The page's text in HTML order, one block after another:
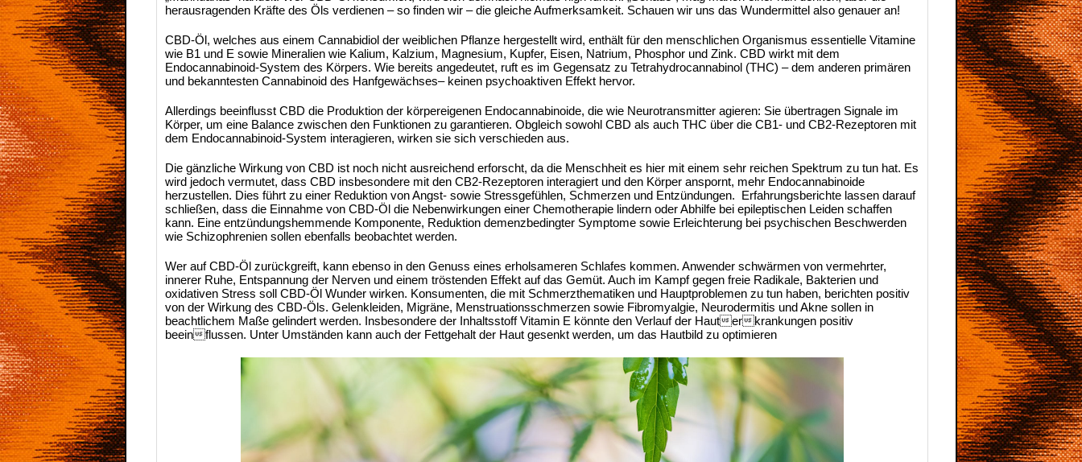
herausragenden Kräfte des Öls verdienen – so finden wir – die gleiche Aufmerksamkeit. Schauen wir uns das Wundermittel also genauer an!
CBD-Öl, welches aus einem Cannabidiol der weiblichen Pflanze hergestellt wird, enthält für den menschlichen Organismus essentielle Vitamine
wie B1 und E sowie Mineralien wie Kalium, Kalzium, Magnesium, Kupfer, Eisen, Natrium, Phosphor und Zink. CBD wirkt mit dem
Endocannabinoid-System des Körpers. Wie bereits angedeutet, ruft es im Gegensatz zu Tetrahydrocannabinol (THC) – dem anderen primären
und bekanntesten Cannabinoid des Hanfgewächses– keinen psychoaktiven Effekt hervor.
Allerdings beeinflusst CBD die Produktion der körpereigenen Endocannabinoide, die wie Neurotransmitter agieren: Sie übertragen Signale im
Körper, um eine Balance zwischen den Funktionen zu garantieren. Obgleich sowohl CBD als auch THC über die CB1- und CB2-Rezeptoren mit
dem Endocannabinoid-System interagieren, wirken sie sich verschieden aus.
Die gänzliche Wirkung von CBD ist noch nicht ausreichend erforscht, da die Menschheit es hier mit einem sehr reichen Spektrum zu tun hat. Es
wird jedoch vermutet, dass CBD insbesondere mit den CB2-Rezeptoren interagiert und den Körper anspornt, mehr Endocannabinoide
herzustellen. Dies führt zu einer Reduktion von Angst- sowie Stressgefühlen, Schmerzen und Entzündungen. Erfahrungsberichte lassen darauf
schließen, dass die Einnahme von CBD-Öl die Nebenwirkungen einer Chemotherapie lindern oder Abhilfe bei epileptischen Leiden schaffen
kann. Eine entzündungshemmende Komponente, Reduktion demenzbedingter Symptome sowie Erleichterung bei psychischen Beschwerden
wie Schizophrenien sollen ebenfalls beobachtet werden.
Wer auf CBD-Öl zurückgreift, kann ebenso in den Genuss eines erholsameren Schlafes kommen. Anwender schwärmen von vermehrter,
innerer Ruhe, Entspannung der Nerven und einem tröstenden Effekt auf das Gemüt. Auch im Kampf gegen freie Radikale, Bakterien und
oxidativen Stress soll CBD-Öl Wunder wirken. Konsumenten, die mit Schmerzthematiken und Hauptproblemen zu tun haben, berichten positiv
von der Wirkung des CBD-Öls. Gelenkleiden, Migräne, Menstruationsschmerzen sowie Fibromyalgie, Neurodermitis und Akne sollen in
beachtlichem Maße gelindert werden. Insbesondere der Inhaltsstoff Vitamin E könnte den Verlauf der Hauterkrankungen positiv
beeinflussen. Unter Umständen kann auch der Fettgehalt der Haut gesenkt werden, um das Hautbild zu optimieren